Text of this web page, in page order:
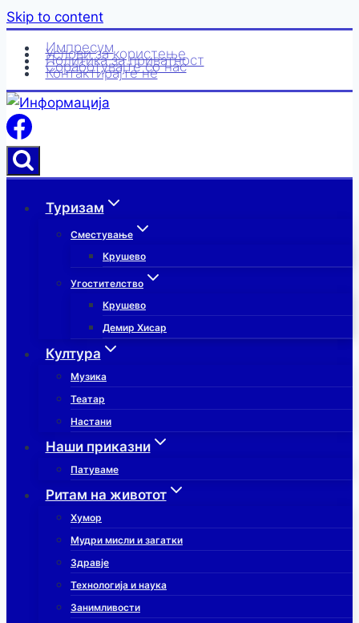
Skip to content
Импресум
Услови за користење
Политика за приватност
Соработувајте со нас
Контактирајте нè
Туризам
Сместување
Крушево
Угостителство
Крушево
Демир Хисар
Култура
Музика
Театар
Настани
Наши приказни
Патуваме
Ритам на животот
Хумор
Мудри мисли и загатки
Здравје
Технологија и наука
Занимливости